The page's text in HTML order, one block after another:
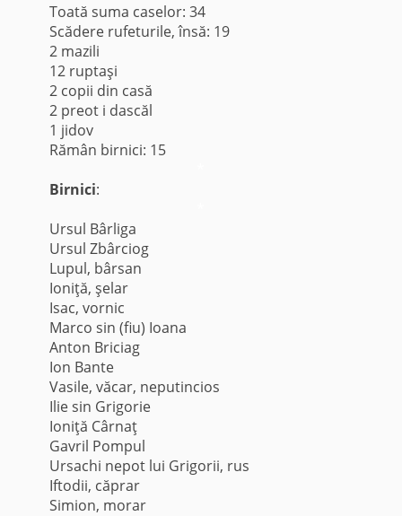
Toată suma caselor: 34
Scădere rufeturile, însă: 19
2 mazili
12 ruptaşi
2 copii din casă
2 preot i dascăl
1 jidov
Rămân birnici: 15
Birnici:
Ursul Bârliga
Ursul Zbârciog
Lupul, bârsan
Ioniţă, şelar
Isac, vornic
Marco sin (fiu) Ioana
Anton Briciag
Ion Bante
Vasile, văcar, neputincios
Ilie sin Grigorie
Ioniţă Cârnaţ
Gavril Pompul
Ursachi nepot lui Grigorii, rus
Iftodii, căprar
Simion, morar